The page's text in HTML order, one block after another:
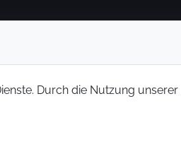
Durch die Nutzung